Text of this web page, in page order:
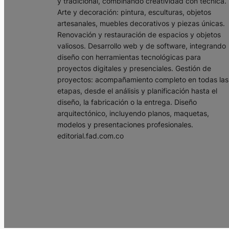
Arte y decoración: pintura, esculturas, objetos
artesanales, muebles decorativos y piezas únicas.
Renovación y restauración de espacios y objetos
valiosos. Desarrollo web y de software, integrando
diseño con herramientas tecnológicas para
proyectos digitales y presenciales. Gestión de
proyectos: acompañamiento completo en todas las
etapas, desde el análisis y planificación hasta el
diseño, la fabricación o la entrega. Diseño
arquitectónico, incluyendo planos, maquetas,
modelos y presentaciones profesionales.
editorial.fad.com.co